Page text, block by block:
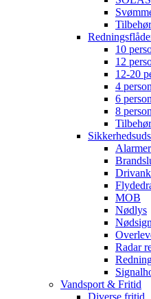
10
12
12-20
4
6
8
Alarmer
MOB
Nødlys
Radar
Vandsport & Fritid